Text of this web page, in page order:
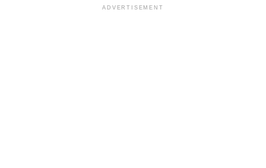
ADVERTISEMENT